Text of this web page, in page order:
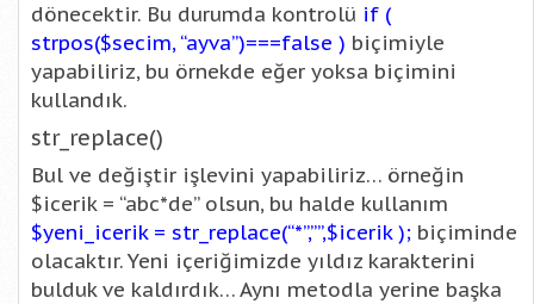
dönecektir. Bu durumda kontrolü if (
strpos($secim, “ayva”)===false ) biçimiyle
yapabiliriz, bu örnekde eğer yoksa biçimini
kullandık.
str_replace()
Bul ve değiştir işlevini yapabiliriz… örneğin
$icerik = “abc*de” olsun, bu halde kullanım
$yeni_icerik = str_replace(“*”,””,$icerik ); biçiminde
olacaktır. Yeni içeriğimizde yıldız karakterini
bulduk ve kaldırdık… Aynı metodla yerine başka